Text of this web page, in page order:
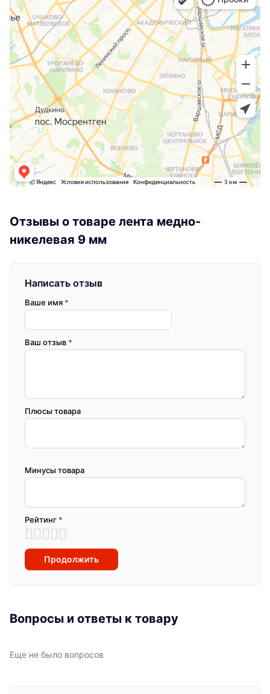
Отзывы о товаре лента медно-
никелевая 9 мм
Написать отзыв
Ваше имя *
Ваш отзыв *
Плюсы товара
Минусы товара
Рейтинг *
Продолжить
Вопросы и ответы к товару
Еще не было вопросов